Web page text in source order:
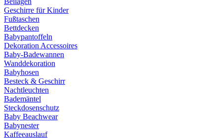
Geschirre für Kinder
Fußtaschen
Bettdecken
Babypantoffeln
Dekoration Accessoires
Baby-Badewannen
Wanddekoration
Babyhosen
Besteck & Geschirr
Nachtleuchten
Bademäntel
Steckdosenschutz
Baby Beachwear
Babynester
Kaffeeauslauf